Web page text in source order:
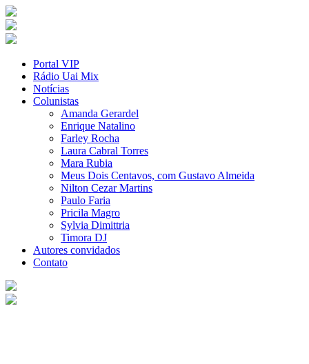
Portal VIP
Rádio Uai Mix
Notícias
Colunistas
Amanda Gerardel
Enrique Natalino
Farley Rocha
Laura Cabral Torres
Mara Rubia
Meus Dois Centavos, com Gustavo Almeida
Nilton Cezar Martins
Paulo Faria
Pricila Magro
Sylvia Dimittria
Timora DJ
Autores convidados
Contato